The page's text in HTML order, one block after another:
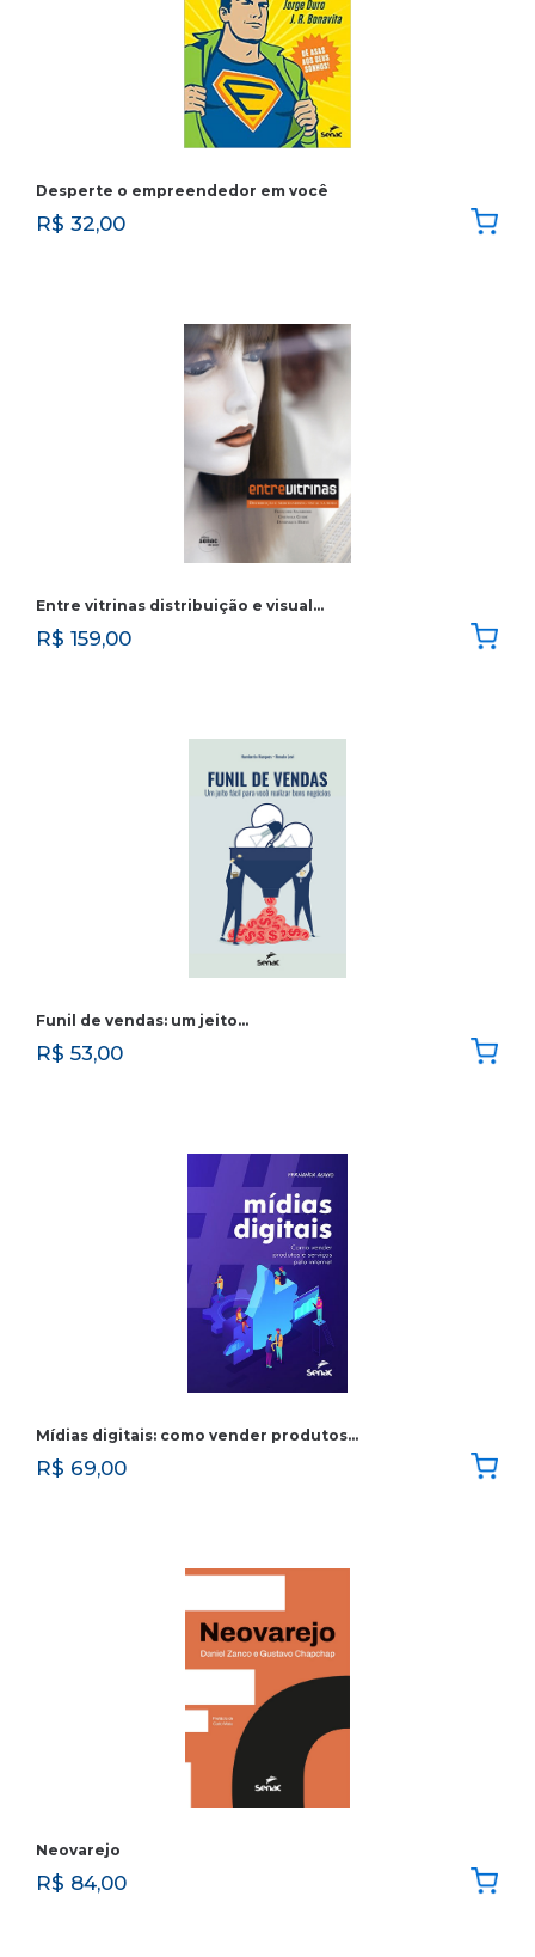
Desperte o empreendedor em você
R$ 32,00
Entre vitrinas distribuição e visual…
R$ 159,00
Funil de vendas: um jeito…
R$ 53,00
Mídias digitais: como vender produtos…
R$ 69,00
Neovarejo
R$ 84,00